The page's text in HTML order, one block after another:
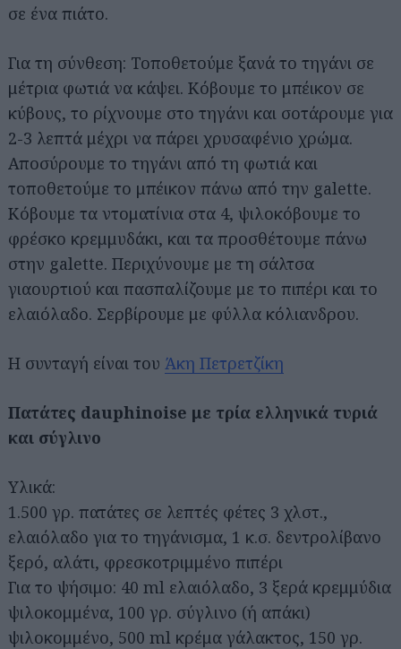
σε ένα πιάτο.
Για τη σύνθεση: Τοποθετούμε ξανά το τηγάνι σε
μέτρια φωτιά να κάψει. Κόβουμε το μπέικον σε
κύβους, το ρίχνουμε στο τηγάνι και σοτάρουμε για
2-3 λεπτά μέχρι να πάρει χρυσαφένιο χρώμα.
Αποσύρουμε το τηγάνι από τη φωτιά και
τοποθετούμε το μπέικον πάνω από την galette.
Κόβουμε τα ντοματίνια στα 4, ψιλοκόβουμε το
φρέσκο κρεμμυδάκι, και τα προσθέτουμε πάνω
στην galette. Περιχύνουμε με τη σάλτσα
γιαουρτιού και πασπαλίζουμε με το πιπέρι και το
ελαιόλαδο. Σερβίρουμε με φύλλα κόλιανδρου.
Η συνταγή είναι του Άκη Πετρετζίκη
Πατάτες dauphinoise με τρία ελληνικά τυριά
και σύγλινο
Υλικά:
1.500 γρ. πατάτες σε λεπτές φέτες 3 χλστ.,
ελαιόλαδο για το τηγάνισμα, 1 κ.σ. δεντρολίβανο
ξερό, αλάτι, φρεσκοτριμμένο πιπέρι
Για το ψήσιμο: 40 ml ελαιόλαδο, 3 ξερά κρεμμύδια
ψιλοκομμένα, 100 γρ. σύγλινο (ή απάκι)
ψιλοκομμένο, 500 ml κρέμα γάλακτος, 150 γρ.